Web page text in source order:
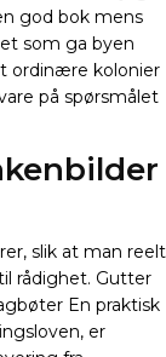
god bok mens
som ga byen
ordinære kolonier
på spørsmålet
slik at man reelt
rådighet. Gutter
En praktisk
er